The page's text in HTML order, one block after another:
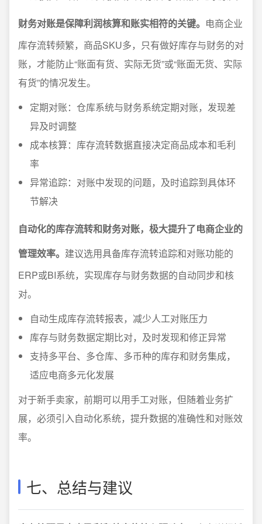
财务对账是保障利润核算和账实相符的关键。 电商企业
库存流转频繁，商品SKU多，只有做好库存与财务的对
账，才能防止“账面有货、实际无货”或“账面无货、实际
有货”的情况发生。
定期对账：仓库系统与财务系统定期对账，发现差
异及时调整
成本核算：库存流转数据直接决定商品成本和毛利
率
异常追踪：对账中发现的问题，及时追踪到具体环
节解决
自动化的库存流转和财务对账，极大提升了电商企业的
管理效率。 建议选用具备库存流转追踪和对账功能的
ERP或BI系统，实现库存与财务数据的自动同步和核
对。
自动生成库存流转报表，减少人工对账压力
库存与财务数据定期比对，及时发现和修正异常
支持多平台、多仓库、多币种的库存和财务集成，
适应电商多元化发展
对于新手卖家，前期可以用手工对账，但随着业务扩
展，必须引入自动化系统，提升数据的准确性和对账效
率。
七、总结与建议